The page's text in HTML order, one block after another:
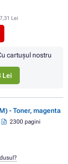
Lei
cartuşul nostru
Lei
- Toner, magenta
2300 pagini